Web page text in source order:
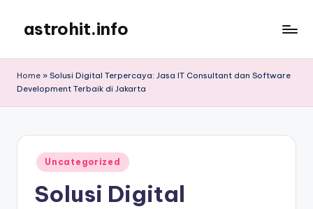
content
astrohit.info
Akurat
Home » Solusi Digital Terpercaya: Jasa IT Consultant dan Software
Development Terbaik di Jakarta
Posted
in
Uncategorized
Solusi Digital